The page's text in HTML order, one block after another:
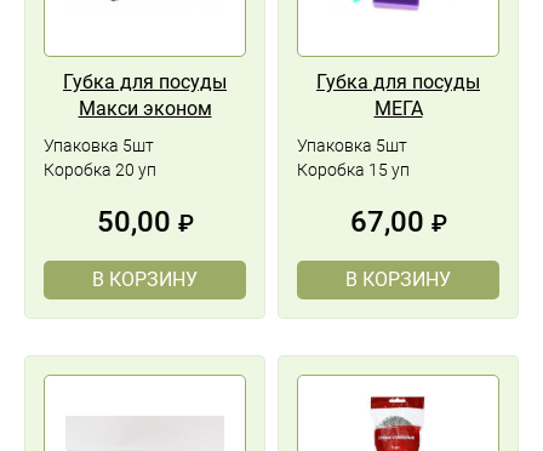
Губка для посуды
Макси эконом
Упаковка 5шт
Коробка 20 уп
50,00 ₽
В КОРЗИНУ
Губка для посуды
МЕГА
Упаковка 5шт
Коробка 15 уп
67,00 ₽
В КОРЗИНУ